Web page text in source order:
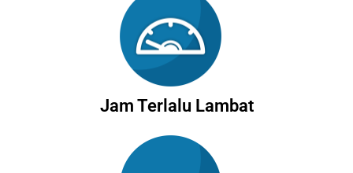
Jam Terlalu Lambat